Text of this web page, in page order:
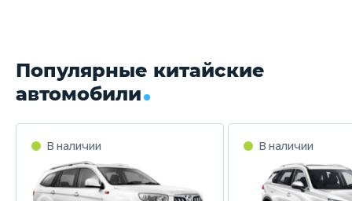
Популярные китайские
автомобили